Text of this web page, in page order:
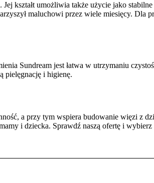
kształt umożliwia także użycie jako
maluchowi przez wiele miesięcy. Dla
Sundream jest łatwa w utrzymaniu
pielęgnację i higienę.
a przy tym wspiera budowanie więzi z
i dziecka. Sprawdź naszą ofertę i